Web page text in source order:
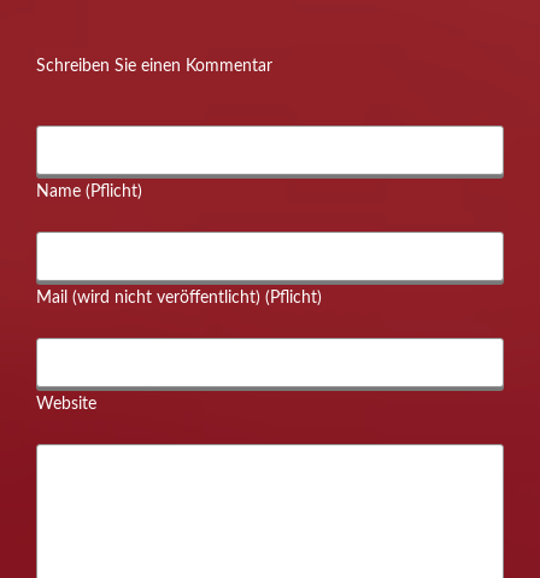
Schreiben Sie einen Kommentar
Name (Pflicht)
Mail (wird nicht veröffentlicht) (Pflicht)
Website